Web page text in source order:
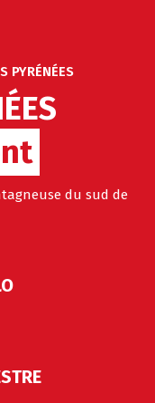
PYRÉNÉES
du sud de